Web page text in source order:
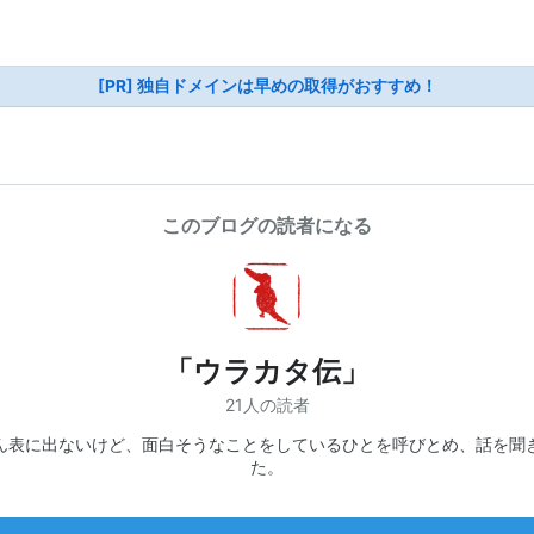
[PR] 独自ドメインは早めの取得がおすすめ！
このブログの読者になる
「ウラカタ伝」
21人の読者
表に出ないけど、面白そうなことをしているひとを呼びとめ、話を聞
た。